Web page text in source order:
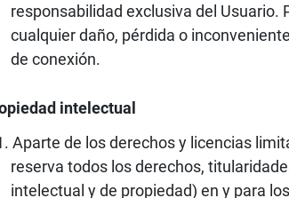
responsabilidad exclusiva del Usuario.
cualquier daño, pérdida o
de conexión.
intelectual
Aparte de los derechos y licencias
reserva todos los derechos,
intelectual y de propiedad) en y para